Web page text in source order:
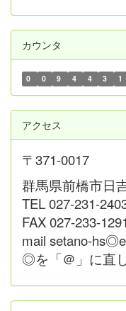
カウンタ
0 0 9 4 4 3 1
アクセス
〒371-0017
群馬県前橋市日
TEL 027-231-
FAX 027-233-1291
mail setano-
◎を「＠」に直